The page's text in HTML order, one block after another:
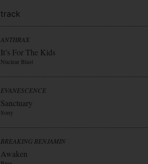
track
ANTHRAX
It’s For The Kids
Nuclear Blast
EVANESCENCE
Sanctuary
Sony
BREAKING BENJAMIN
Awaken